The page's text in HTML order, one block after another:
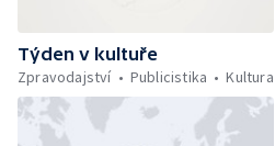
Týden v kultuře
Zpravodajství
Publicistika Kultura